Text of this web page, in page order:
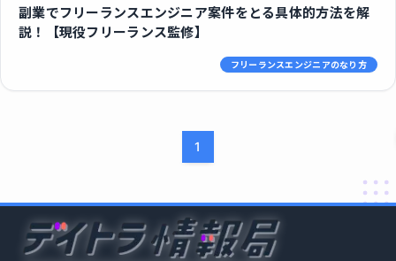
副業でフリーランスエンジニア案件をとる具体的方法を解
説！【現役フリーランス監修】
フリーランスエンジニアのなり方
1